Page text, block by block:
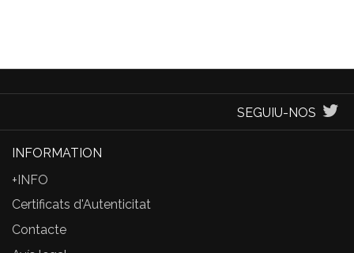
SEGUIU-NOS
INFORMATION
+INFO
Certificats d'Autenticitat
Contacte